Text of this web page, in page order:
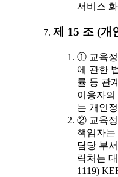
서비스
제 15 조 (개
① 교육정
에 관한
률 등 관
이용자의
는 개인
② 교육정
책임자는
담당 부
락처는
1119)